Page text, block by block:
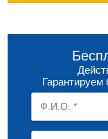
Гарантируем